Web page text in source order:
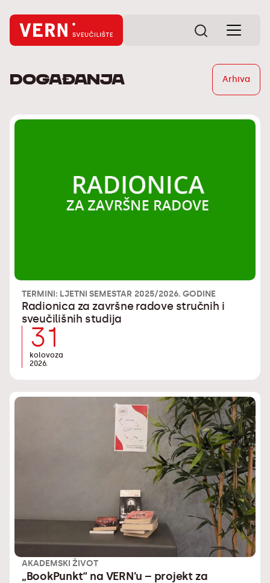
Događanja Arhiva
TERMINI: LJETNI SEMESTAR 2025/2026. GODINE
Radionica za završne radove stručnih i
sveučilišnih studija
31
kolovoza
2026.
AKADEMSKI ŽIVOT
„BookPunkt“ na VERN’u – projekt za